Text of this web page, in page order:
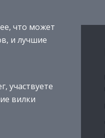
что может
и лучшие
участвуете
вилки